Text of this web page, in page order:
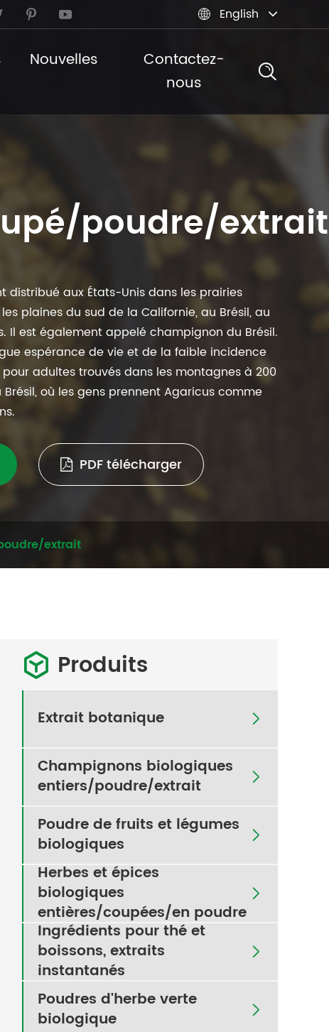
   English
Nouvelles
Contactez-
nous
poudre/extrait
distribué aux États-Unis dans les prairies
plaines du sud de la Californie, au Brésil, au
Il est également appelé champignon du Brésil.
espérance de vie et de la faible incidence
adultes trouvés dans les montagnes à 200
Brésil, où les gens prennent Agaricus comme
PDF télécharger
extrait
 Produits
Extrait botanique 
Champignons biologiques
entiers/poudre/extrait

Poudre de fruits et légumes
biologiques

Herbes et épices
biologiques
entières/coupées/en poudre

Ingrédients pour thé et
boissons, extraits
instantanés

Poudres d'herbe verte
biologique
